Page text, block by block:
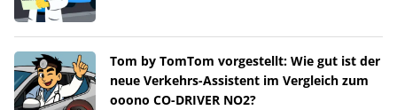
Tom by TomTom vorgestellt: Wie gut ist der
neue Verkehrs-Assistent im Vergleich zum
ooono CO-DRIVER NO2?